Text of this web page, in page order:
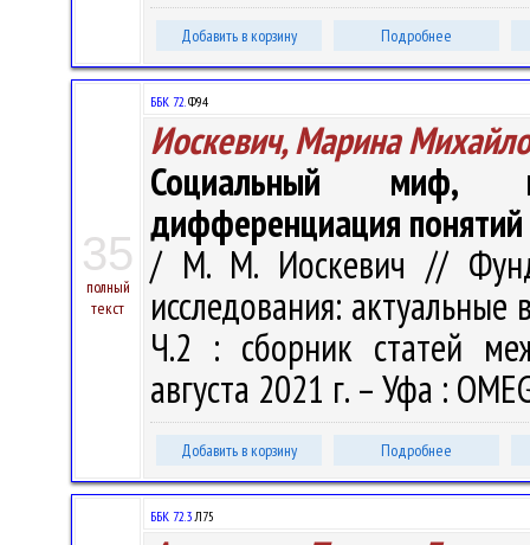
Добавить в корзину Подробнее
35
полный
текст
ББК 72.Ф94
Иоскевич, Марина
Социальный миф,
дифференциация понятий
/ М. М. Иоскевич //
исследования:
Ч.2 : сборник статей
августа 2021 г. – Уфа :
Добавить в корзину Подробнее
ББК 72.3Л75